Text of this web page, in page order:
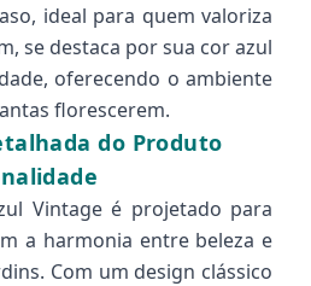
ideal para quem valoriza
se destaca por sua cor azul
oferecendo o ambiente
florescerem.
do Produto
Vintage é projetado para
a harmonia entre beleza e
Com um design clássico